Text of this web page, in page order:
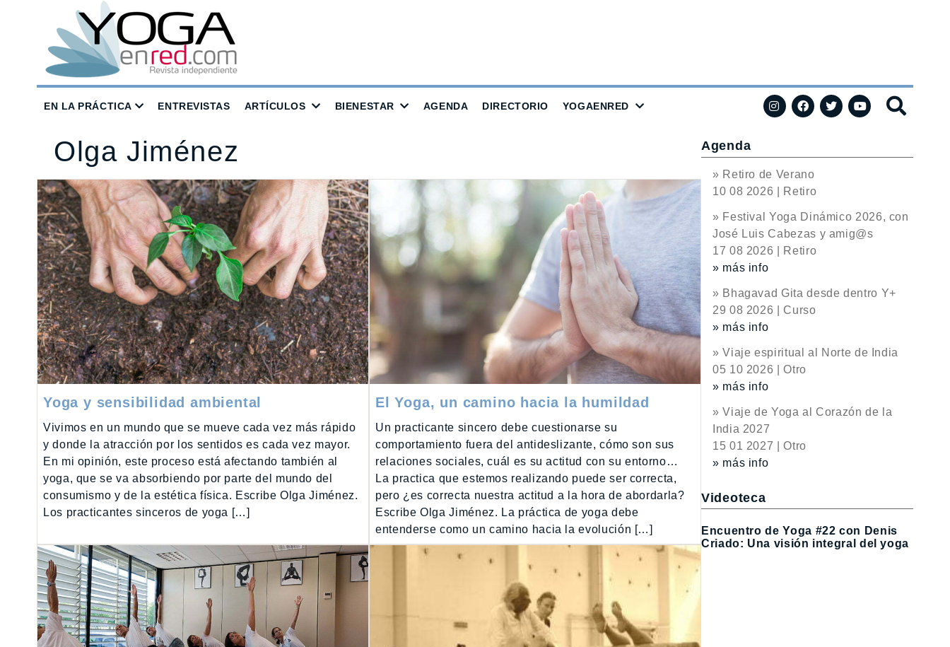
EN LA PRÁCTICA ENTREVISTAS ARTÍCULOS BIENESTAR AGENDA DIRECTORIO YOGAENRED
Olga Jiménez
Yoga y sensibilidad ambiental
Vivimos en un mundo que se mueve cada vez más rápido
y donde la atracción por los sentidos es cada vez mayor.
En mi opinión, este proceso está afectando también al
yoga, que se va absorbiendo por parte del mundo del
consumismo y de la estética física. Escribe Olga Jiménez.
Los practicantes sinceros de yoga […]
El Yoga, un camino hacia la humildad
Un practicante sincero debe cuestionarse su
comportamiento fuera del antideslizante, cómo son sus
relaciones sociales, cuál es su actitud con su entorno…
La practica que estemos realizando puede ser correcta,
pero ¿es correcta nuestra actitud a la hora de abordarla?
Escribe Olga Jiménez. La práctica de yoga debe
entenderse como un camino hacia la evolución […]
Agenda
» Retiro de Verano
10 08 2026 | Retiro
» Festival Yoga Dinámico 2026, con
José Luis Cabezas y amig@s
17 08 2026 | Retiro
» más info
» Bhagavad Gita desde dentro Y+
29 08 2026 | Curso
» más info
» Viaje espiritual al Norte de India
05 10 2026 | Otro
» más info
» Viaje de Yoga al Corazón de la
India 2027
15 01 2027 | Otro
» más info
Videoteca
Encuentro de Yoga #22 con Denis
Criado: Una visión integral del yoga